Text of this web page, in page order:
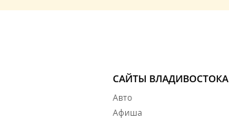
САЙТЫ ВЛАДИВОСТОКА
Авто
Афиша